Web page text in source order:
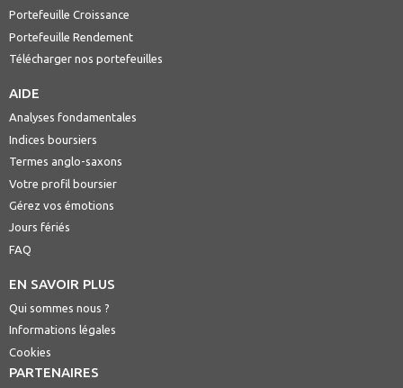
Portefeuille Croissance
Portefeuille Rendement
Télécharger nos portefeuilles
AIDE
Analyses fondamentales
Indices boursiers
Termes anglo-saxons
Votre profil boursier
Gérez vos émotions
Jours fériés
FAQ
EN SAVOIR PLUS
Qui sommes nous ?
Informations légales
Cookies
PARTENAIRES